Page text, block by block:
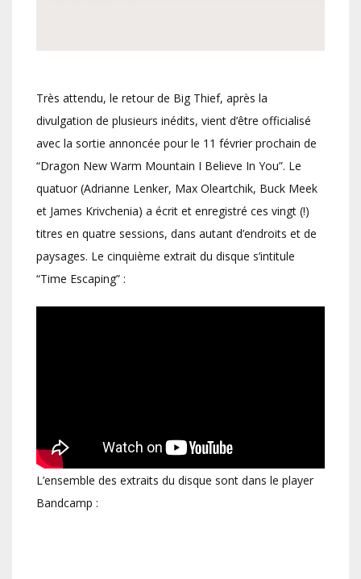
Très attendu, le retour de Big Thief, après la
divulgation de plusieurs inédits, vient d’être officialisé
avec la sortie annoncée pour le 11 février prochain de
“Dragon New Warm Mountain I Believe In You”. Le
quatuor (Adrianne Lenker, Max Oleartchik, Buck Meek
et James Krivchenia) a écrit et enregistré ces vingt (!)
titres en quatre sessions, dans autant d’endroits et de
paysages. Le cinquième extrait du disque s’intitule
“Time Escaping” :
L’ensemble des extraits du disque sont dans le player
Bandcamp :